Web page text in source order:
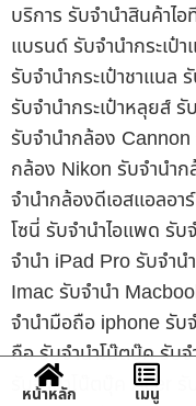
บริการ รับจำนำสินค้าไอ
แบรนด์ รับจำนำกระเป๋
รับจำนำกระเป๋าชาแนล
รับจำนำกระเป๋าหลุยส์
รับจำนำกล้อง
กล้อง Nikon รับจำนำ
จำนำกล้องดีเอสแอลอ
โซนี่ รับจำนำไอแพด รั
จำนำ iPad Pro รับจำ
Imac รับจำนำ
จำนำมือถือ iphone รับ
ถือ รับจำนำโน๊ตบุ๊ค รับ
รับจำนำโน๊ตบุ๊ค Acer
หน้าหลัก เมนู